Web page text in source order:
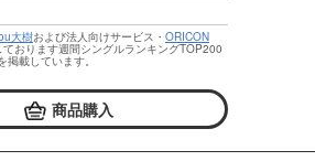
大樹および法人向けサービス・ ORICON
ております週間シングルランキングTOP200
載しています。
商品購入